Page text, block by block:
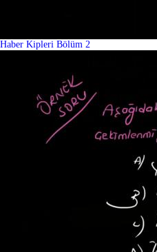
Haber Kipleri Bölüm 2